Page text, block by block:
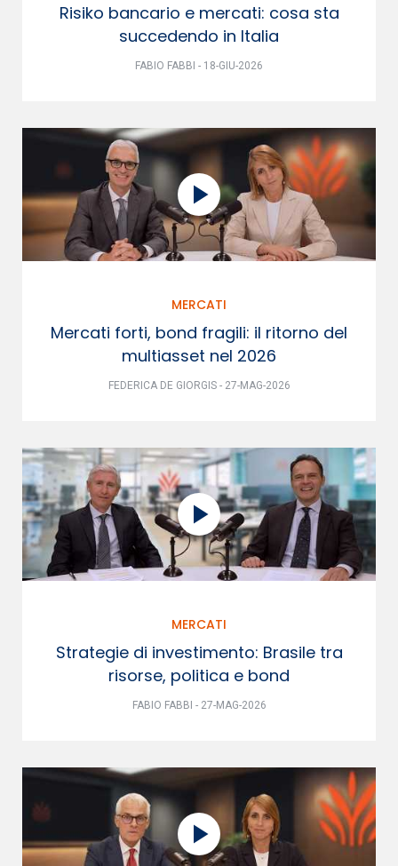
Risiko bancario e mercati: cosa sta
succedendo in Italia
FABIO FABBI - 18-GIU-2026
MERCATI
Mercati forti, bond fragili: il ritorno del
multiasset nel 2026
FEDERICA DE GIORGIS - 27-MAG-2026
MERCATI
Strategie di investimento: Brasile tra
risorse, politica e bond
FABIO FABBI - 27-MAG-2026